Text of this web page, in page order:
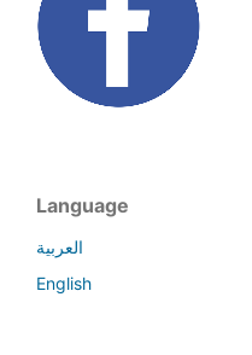
Language
العربية
English